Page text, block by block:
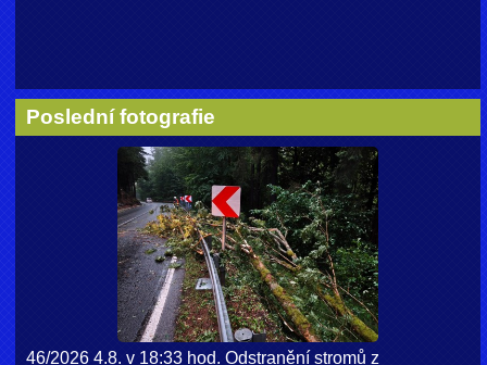
Poslední fotografie
46/2026 4.8. v 18:33 hod. Odstranění stromů z